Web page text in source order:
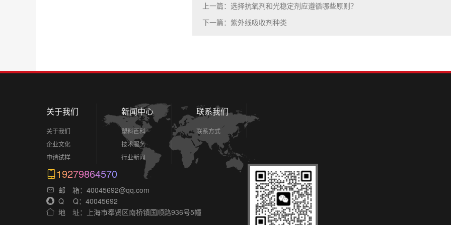
上一篇：选择抗氧剂和光稳定剂应遵循哪些原则？
下一篇：紫外线吸收剂种类
关于我们
关于我们
企业文化
申请试样
新闻中心
塑料百科
技术服务
行业新闻
联系我们
联系方式
19279864570
邮 箱：40045692@qq.com
Q Q：40045692
地 址：上海市奉贤区南桥镇国顺路936号5幢